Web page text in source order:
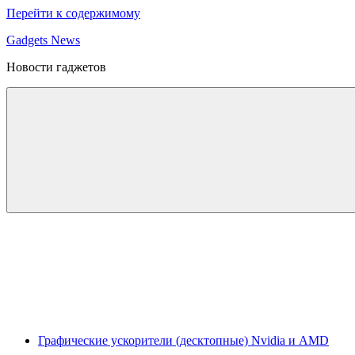
Перейти к содержимому
Gadgets News
Новости гаджетов
Графические ускорители (десктопные) Nvidia и AMD